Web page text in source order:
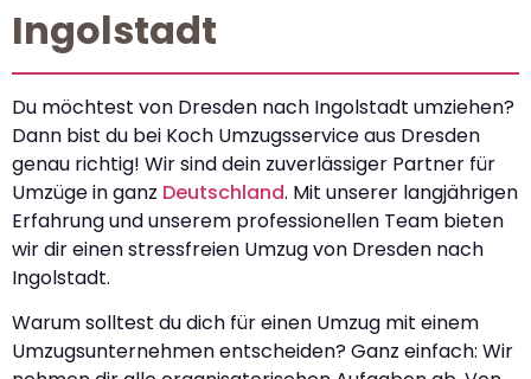
Ingolstadt
Du möchtest von Dresden nach Ingolstadt umziehen?
Dann bist du bei Koch Umzugsservice aus Dresden
genau richtig! Wir sind dein zuverlässiger Partner für
Umzüge in ganz Deutschland. Mit unserer langjährigen
Erfahrung und unserem professionellen Team bieten
wir dir einen stressfreien Umzug von Dresden nach
Ingolstadt.
Warum solltest du dich für einen Umzug mit einem
Umzugsunternehmen entscheiden? Ganz einfach: Wir